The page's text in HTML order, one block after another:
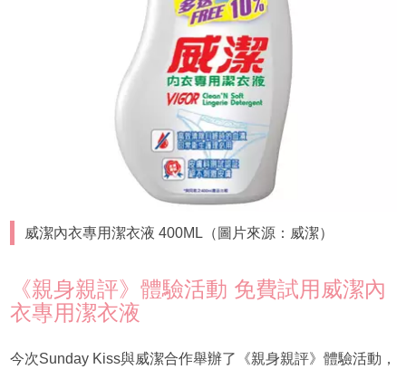
威潔內衣專用潔衣液 400ML（圖片來源：威潔）
《親身親評》體驗活動 免費試用威潔內
衣專用潔衣液
今次Sunday Kiss與威潔合作舉辦了《親身親評》體驗活動，